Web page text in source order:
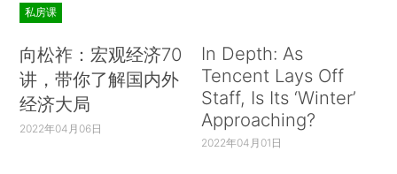
私房课
向松祚：宏观经济70
讲，带你了解国内外
经济大局
2022年04月06日
In Depth: As
Tencent Lays Off
Staff, Is Its ‘Winter’
Approaching?
2022年04月01日